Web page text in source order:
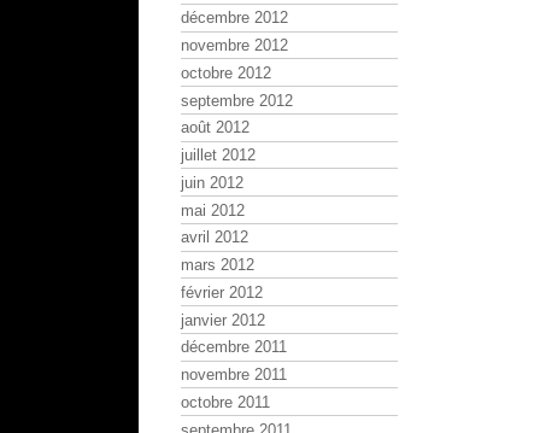
décembre 2012
novembre 2012
octobre 2012
septembre 2012
août 2012
juillet 2012
juin 2012
mai 2012
avril 2012
mars 2012
février 2012
janvier 2012
décembre 2011
novembre 2011
octobre 2011